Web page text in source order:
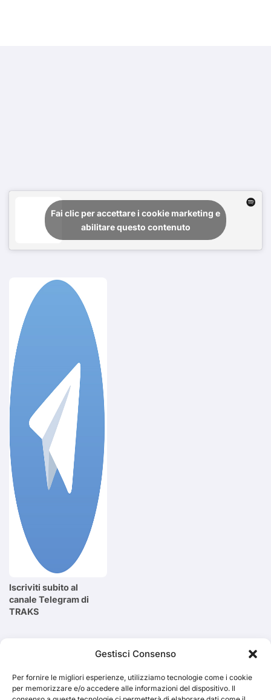
Gestisci Consenso
Per fornire le migliori esperienze, utilizziamo tecnologie come i cookie
per memorizzare e/o accedere alle informazioni del dispositivo. Il
Fai clic per accettare i cookie marketing e
abilitare questo contenuto
Iscriviti subito al
canale Telegram di
TRAKS
Cerca